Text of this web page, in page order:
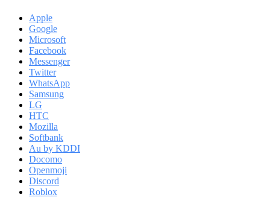
Apple
Google
Microsoft
Facebook
Messenger
Twitter
WhatsApp
Samsung
LG
HTC
Mozilla
Softbank
Au by KDDI
Docomo
Openmoji
Discord
Roblox